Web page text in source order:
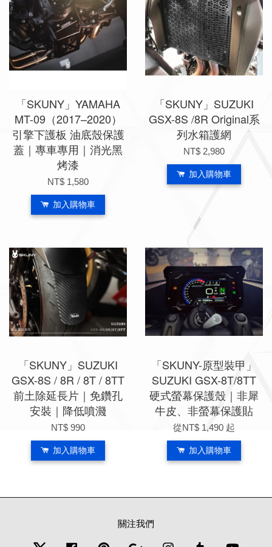
「SKUNY」YAMAHA
MT-09（2017–2020）
引擎下護板 油底殼保護
蓋｜專車專用｜消光黑
烤漆
NT$ 1,580
加入購物車
「SKUNY」SUZUKI
GSX-8S /8R Original系
列水箱護網
NT$ 2,980
加入購物車
「SKUNY」SUZUKI
GSX-8S / 8R / 8T / 8TT
前土除延長片｜免鑽孔
安裝｜降低噴濺
NT$ 990
加入購物車
「SKUNY-原型裝甲」
SUZUKI GSX-8T/8TT
硬式螢幕保護殼｜非犀
牛皮、非螢幕保護貼
從NT$ 1,490 起
加入購物車
關注我們